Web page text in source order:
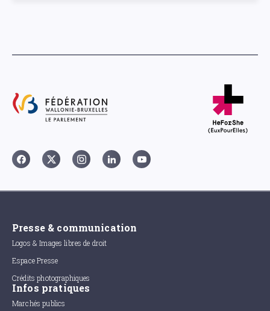
Presse & communication
Logos & Images libres de droit
Espace Presse
Crédits photographiques
Infos pratiques
Marchés publics